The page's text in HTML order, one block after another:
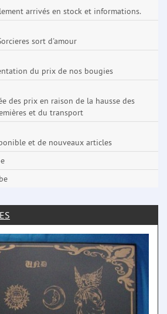
arrivés en stock et informations.
sort d'amour
du prix de nos bougies
des prix en raison de la hausse des
et du transport
et de nouveaux articles